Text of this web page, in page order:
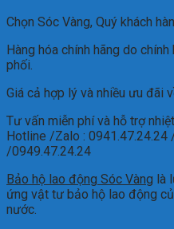
Chọn Sóc Vàng, Quý khách
Hàng hóa chính hãng do
phối.
Giá cả hợp lý và nhiều ưu đãi
Tư vấn miễn phí và hỗ trợ
Hotline /Zalo :
/0949.47.24.24
Bảo hộ lao động Sóc Vàng là
ứng vật tư bảo hộ lao động
nước.